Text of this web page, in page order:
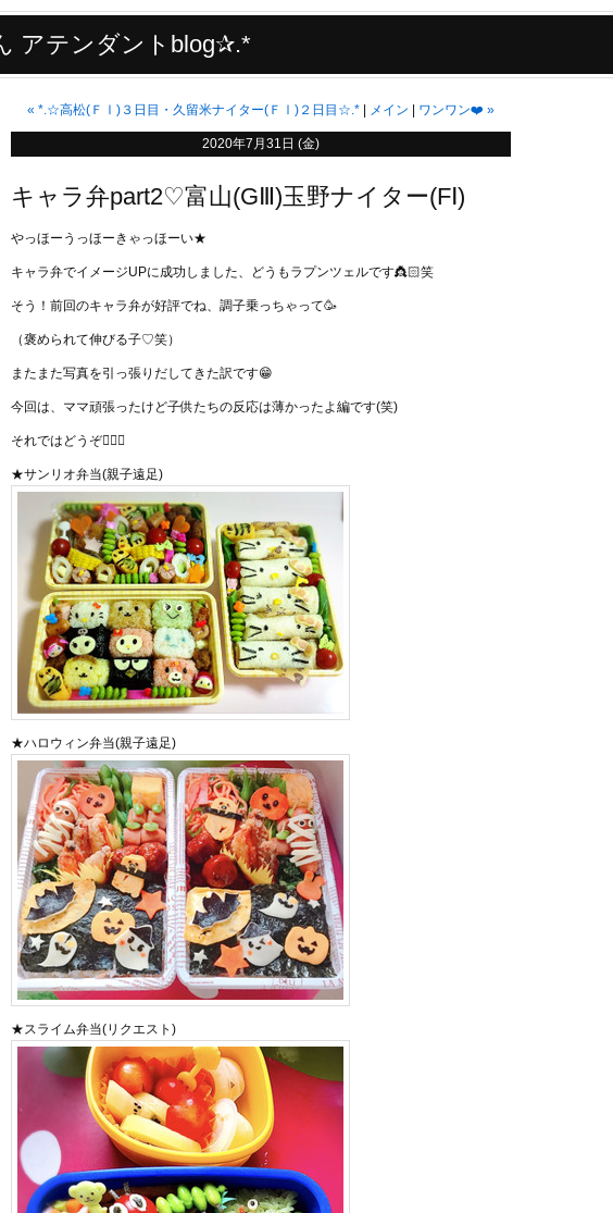
アテンダントblog✰.*
« *.☆高松(ＦⅠ)３日目・久留米ナイター(ＦⅠ)２日目☆.* メイン ワンワン❤️ »
2020年7月31日 (金)
キャラ弁part2♡富山(GⅢ)玉野ナイター(FⅠ)
やっほーうっほーきゃっほーい★
キャラ弁でイメージUPに成功しました、どうもラプンツェルです👸🏻笑
そう！前回のキャラ弁が好評でね、調子乗っちゃって🥳
（褒められて伸びる子♡笑）
またまた写真を引っ張りだしてきた訳です😁
今回は、ママ頑張ったけど子供たちの反応は薄かったよ編です(笑)
それではどうぞ💁🏻‍♀️
★サンリオ弁当(親子遠足)
★ハロウィン弁当(親子遠足)
★スライム弁当(リクエスト)